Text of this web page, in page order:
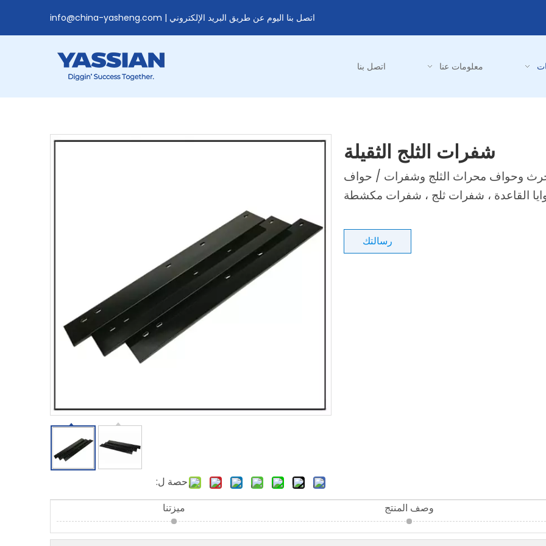
اتصل بنا اليوم عن طريق البريد الإلكتروني | info@china-yasheng.com
معلومات عنا اتصل بنا
حصة ل:
شفرات الثلج الثقيلة
للحرث وحواف محراث الثلج وشفرات / حواف
القاعدة ، شفرات ثلج ، شفرات مكشطة
رسالتك
ميزتنا وصف المنتج